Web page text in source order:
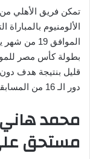
ن
تمكن فريق الأهلي
الألومنيوم
قليل بنتيجة هدف
دور الـ 16 من المسابقة الأقدم في مصر.
محمد
مستحق